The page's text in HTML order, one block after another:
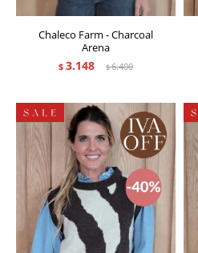
Chaleco Farm - Charcoal
Arena
$ 3.148 $6.400